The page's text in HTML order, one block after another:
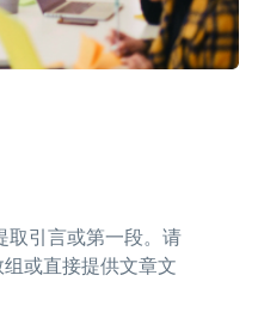
取引言或第一段。请
或直接提供文章文